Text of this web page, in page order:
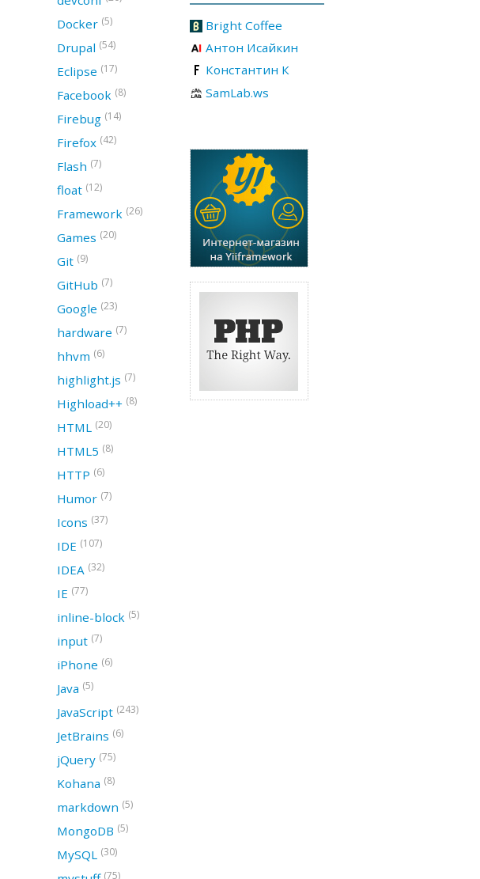
Bright Coffee
Антон Исайкин
Константин К
SamLab.ws
Docker (5)
Drupal (54)
Eclipse (17)
Facebook (8)
Firebug (14)
Firefox (42)
Flash (7)
float (12)
Framework (26)
Games (20)
Git (9)
GitHub (7)
Google (23)
hardware (7)
hhvm (6)
highlight.js (7)
Highload++ (8)
HTML (20)
HTML5 (8)
HTTP (6)
Humor (7)
Icons (37)
IDE (107)
IDEA (32)
IE (77)
inline-block (5)
input (7)
iPhone (6)
Java (5)
JavaScript (243)
JetBrains (6)
jQuery (75)
Kohana (8)
markdown (5)
MongoDB (5)
MySQL (30)
(75)